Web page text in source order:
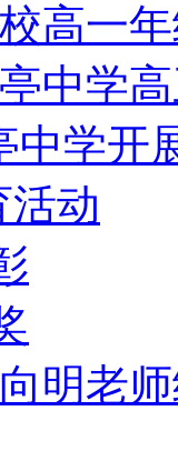
高一
中学
中学开
活动
明老